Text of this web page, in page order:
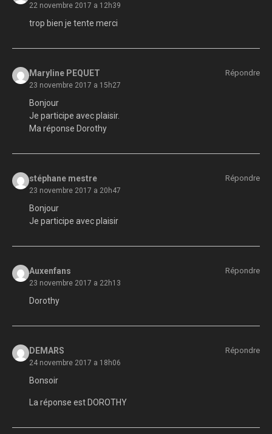
22 novembre 2017 a 12h39
trop bien je tente merci
Maryline PEQUET
23 novembre 2017 a 15h27
Répondre
Bonjour
Je participe avec plaisir.
Ma réponse Dorothy
stéphane mestre
23 novembre 2017 a 20h47
Répondre
Bonjour
Je participe avec plaisir
Auxenfans
23 novembre 2017 a 22h13
Répondre
Dorothy
DEMARS
24 novembre 2017 a 18h06
Répondre
Bonsoir
La réponse est DOROTHY